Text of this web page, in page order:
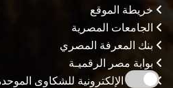
خريطة الموقع
الجامعات المصرية
بنك المعرفة المصري
بوابة مصر الرقميـة
البوابة الإلكترونية للشكاوى